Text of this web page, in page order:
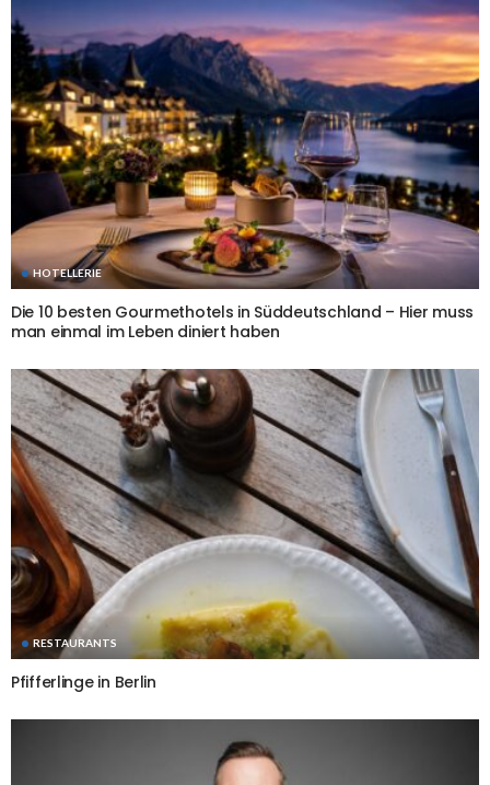
HOTELLERIE
Die 10 besten Gourmethotels in Süddeutschland – Hier muss
man einmal im Leben diniert haben
RESTAURANTS
Pfifferlinge in Berlin